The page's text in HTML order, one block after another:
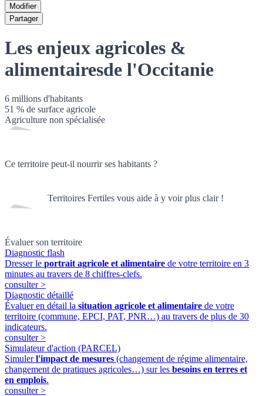
Modifier
Partager
Les enjeux agricoles &
alimentairesde l'Occitanie
6 millions d'habitants
51 % de surface agricole
Agriculture non spécialisée
Ce territoire peut-il nourrir ses habitants ?
Territoires Fertiles vous aide à y voir plus clair !
Évaluer son territoire
Diagnostic flash
Dresser le portrait agricole et alimentaire de votre territoire en 3
minutes au travers de 8 chiffres-clefs.
consulter>
Diagnostic détaillé
Évaluer en détail la situation agricole et alimentaire de votre
territoire (commune, EPCI, PAT, PNR…) au travers de plus de 30
indicateurs.
consulter>
Simulateur d'action (PARCEL)
Simulerl'impact de mesures (changement de régime alimentaire,
changement de pratiques agricoles…) sur les besoins en terres et
en emplois.
consulter>